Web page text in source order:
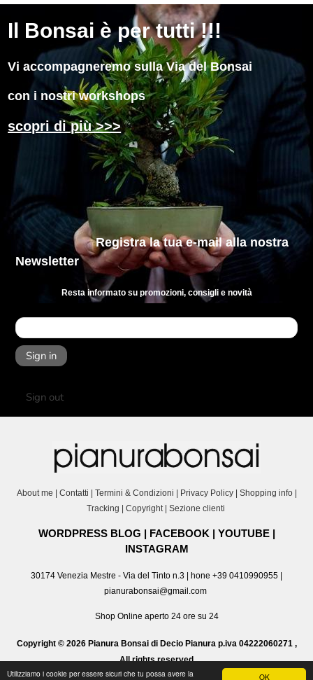
OK
Utilizziamo i cookie per essere sicuri che tu possa avere la
Il Bonsai è per tutti !!!
Vi accompagneremo sulla Via del Bonsai
con i nostri workshops
scopri di più >>>
Registra la tua e-mailalla nostra
Newsletter
Resta informato su promozioni, consigli e novità
Sign in
Sign out
About me | Contatti | Termini & Condizioni | Privacy Policy| Shopping info|
Tracking | Copyright| Sezione clienti
WORDPRESS BLOG | FACEBOOK | YOUTUBE|
INSTAGRAM
30174 Venezia Mestre - Via del Tinto n.3 | hone +39 0410990955 |
pianurabonsai@gmail.com
Shop Online aperto 24 ore su 24
Copyright © 2026 Pianura Bonsai di Decio Pianura p.iva 04222060271 ,
All rights reserved